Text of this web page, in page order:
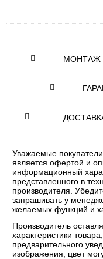
МОНТАЖ
Уважаемые
является офертой и
информационный
представленного в
производителя.
запрашивать у
желаемых функций и
Производитель
характеристики
предварительного
изображения, цвет